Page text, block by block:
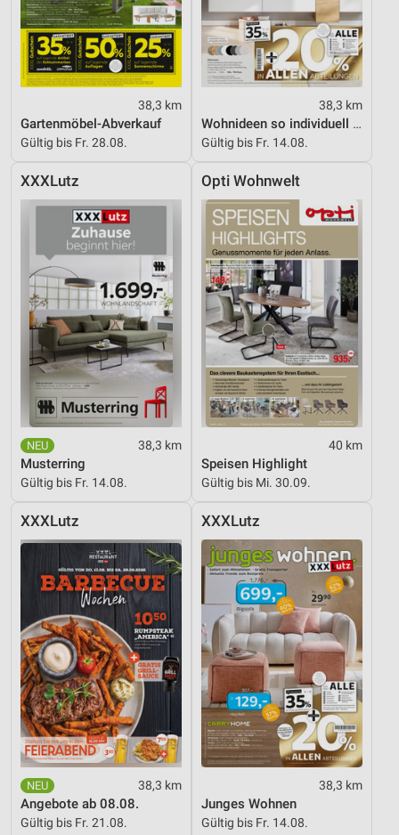
38,3 km
Gartenmöbel-Abverkauf
Gültig bis Fr. 28.08.
38,3 km
Wohnideen so individuell wie du!
Gültig bis Fr. 14.08.
XXXLutz
38,3 km
Musterring
Gültig bis Fr. 14.08.
Opti Wohnwelt
40 km
Speisen Highlight
Gültig bis Mi. 30.09.
XXXLutz
38,3 km
Angebote ab 08.08.
Gültig bis Fr. 21.08.
XXXLutz
38,3 km
Junges Wohnen
Gültig bis Fr. 14.08.